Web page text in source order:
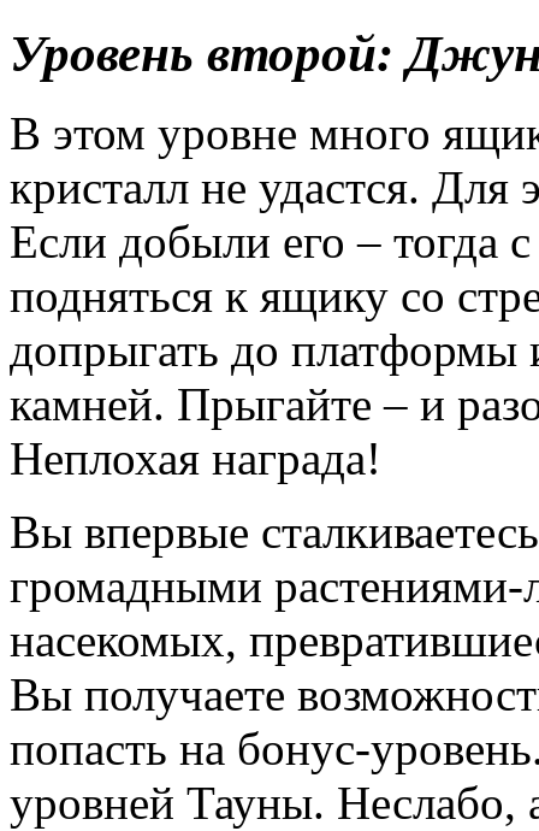
Уровень второй:
В этом уровне много
кристалл не удастся. Для
Если добыли его – тогда
подняться к ящику со
допрыгать до платформы
камней. Прыгайте – и
Неплохая награда!
Вы впервые
громадными растениями-
насекомых,
Вы получаете
попасть на бонус-
уровней Тауны. Неслабо,